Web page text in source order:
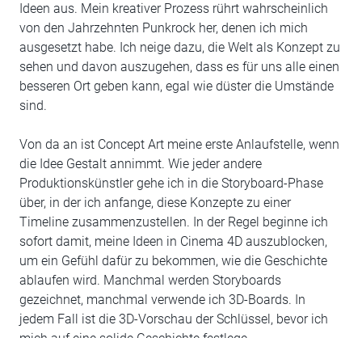
Ideen aus. Mein kreativer Prozess rührt wahrscheinlich
von den Jahrzehnten Punkrock her, denen ich mich
ausgesetzt habe. Ich neige dazu, die Welt als Konzept zu
sehen und davon auszugehen, dass es für uns alle einen
besseren Ort geben kann, egal wie düster die Umstände
sind.
Von da an ist Concept Art meine erste Anlaufstelle, wenn
die Idee Gestalt annimmt. Wie jeder andere
Produktionskünstler gehe ich in die Storyboard-Phase
über, in der ich anfange, diese Konzepte zu einer
Timeline zusammenzustellen. In der Regel beginne ich
sofort damit, meine Ideen in Cinema 4D auszublocken,
um ein Gefühl dafür zu bekommen, wie die Geschichte
ablaufen wird. Manchmal werden Storyboards
gezeichnet, manchmal verwende ich 3D-Boards. In
jedem Fall ist die 3D-Vorschau der Schlüssel, bevor ich